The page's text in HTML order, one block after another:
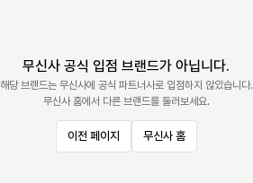
무신사 공식 입점 브랜드가 아닙니다.
해당 브랜드는 무신사에 공식 파트너사로 입점하지 않았습니다.
무신사 홈에서 다른 브랜드를 둘러보세요.
이전 페이지 무신사 홈